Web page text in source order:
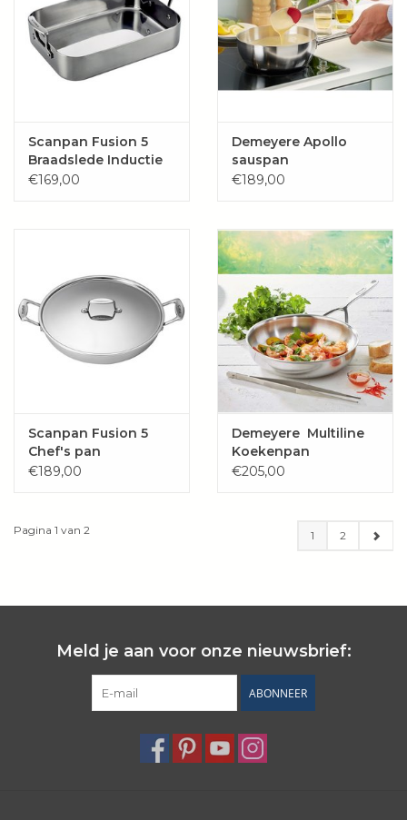
Scanpan Fusion 5
Braadslede Inductie
€169,00
Demeyere Apollo
sauspan
€189,00
Scanpan Fusion 5
Chef's pan
€189,00
Demeyere Multiline
Koekenpan
€205,00
Pagina 1 van 2 1 2
Meld je aan voor onze nieuwsbrief:
ABONNEER